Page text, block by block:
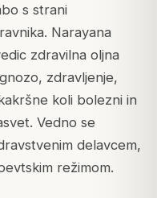
s strani
Narayana
zdravilna oljna
zdravljenje,
koli bolezni in
Vedno se
delavcem,
režimom.